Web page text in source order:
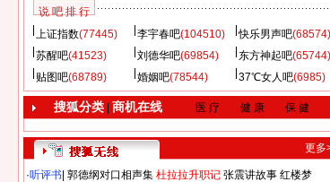
说 吧 排 行
上证指数(77445) 李宇春吧(104510) 快乐男声吧(68574)
苏醒吧(41523) 刘德华吧(69854) 东方神起吧(65744)
贴图吧(68789) 婚姻吧(78544) 37℃女人吧(6985)
搜狐分类| 商机在线 医 疗 健 康 保 健
更多
·听评书 郭德纲对口相声集 杜拉拉升职记 张震讲故事 红楼梦